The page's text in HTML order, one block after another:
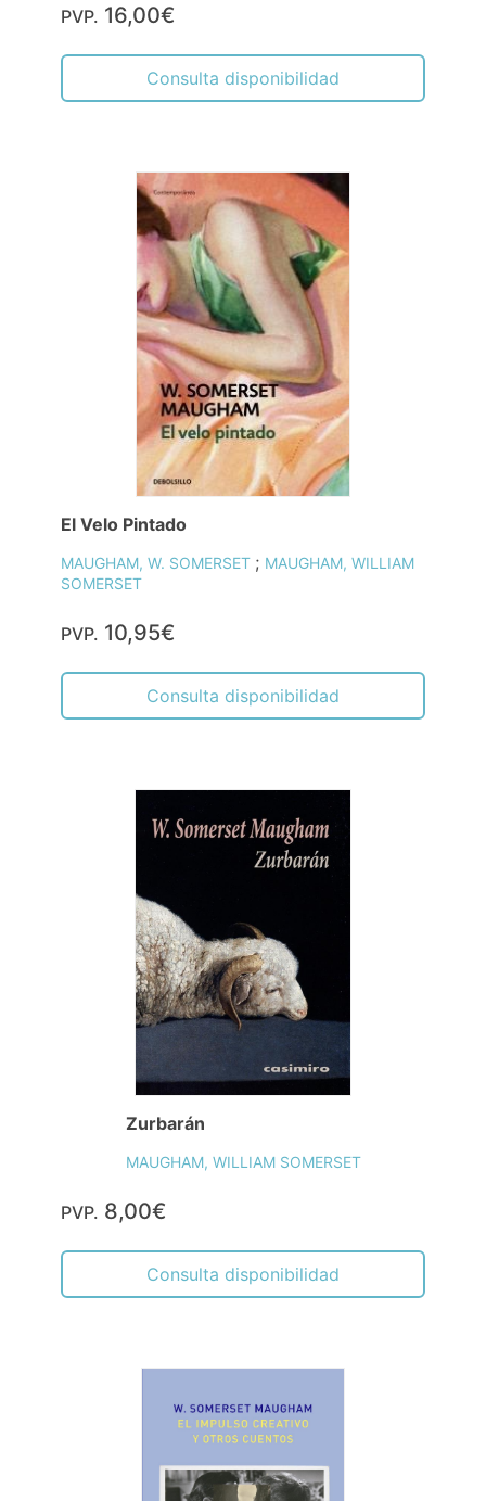
PVP. 16,00€
Consulta disponibilidad
El Velo Pintado
MAUGHAM, W. SOMERSET ; MAUGHAM, WILLIAM
SOMERSET
PVP. 10,95€
Consulta disponibilidad
Zurbarán
MAUGHAM, WILLIAM SOMERSET
PVP. 8,00€
Consulta disponibilidad